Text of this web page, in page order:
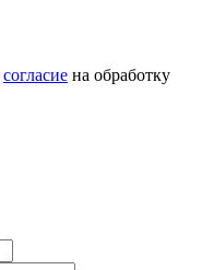
согласие на обработку